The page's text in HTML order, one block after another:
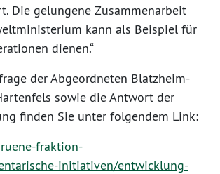
Die gelungene Zusammenarbeit
kann als Beispiel für
dienen.“
der Abgeordneten Blatzheim-
sowie die Antwort der
finden Sie unter folgendem Link:
fraktion-
initiativen/entwicklung-